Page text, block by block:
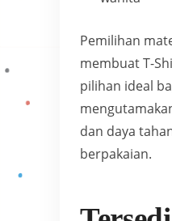
Pemilihan
membuat T-
pilihan ideal
dan daya
berpakaian.